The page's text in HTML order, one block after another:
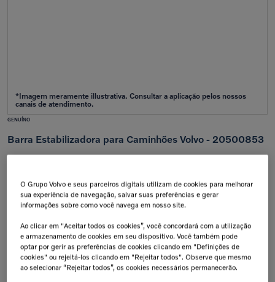
GENUÍNO
Barra Estabilizadora para Caminhões Volvo - 20500853
Calcular frete e prazo
Atenção!
Prazos de entrega começam após confirmação do pagamento e podem variar para mais de
Insira seu CEP
Calcular
Não sei meu cep
O Grupo Volvo e seus parceiros digitais utilizam de cookies para melhorar
sua experiência de navegação, salvar suas preferências e gerar
informações sobre como você navega em nosso site.
Ao clicar em "Aceitar todos os cookies”, você concordará com a utilização
e armazenamento de cookies em seu dispositivo. Você também pode
optar por gerir as preferências de cookies clicando em "Definições de
cookies" ou rejeitá-los clicando em "Rejeitar todos". Observe que mesmo
ao selecionar “Rejeitar todos”, os cookies necessários permanecerão.